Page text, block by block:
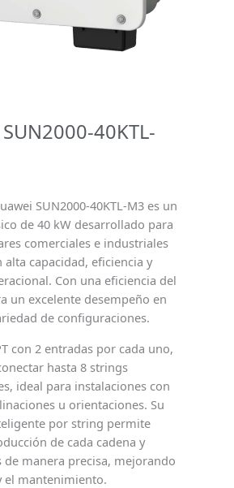
40KTL-
SUN2000-40KTL-M3 es un
de 40 kW desarrollado para
comerciales e industriales
capacidad, eficiencia y
Con una eficiencia del
un excelente desempeño en
de configuraciones.
con 2 entradas por cada uno,
hasta 8 strings
ideal para instalaciones con
u orientaciones. Su
por string permite
de cada cadena y
de manera precisa, mejorando
el mantenimiento.